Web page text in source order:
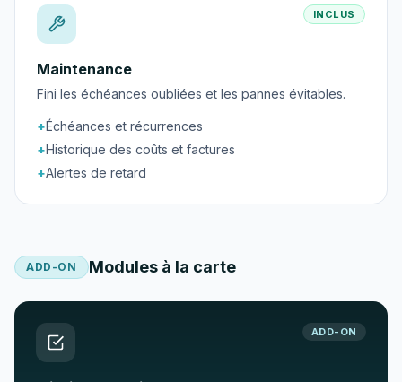
INCLUS
Maintenance
Fini les échéances oubliées et les pannes évitables.
+Échéances et récurrences
+Historique des coûts et factures
+Alertes de retard
ADD-ON Modules à la carte
ADD-ON